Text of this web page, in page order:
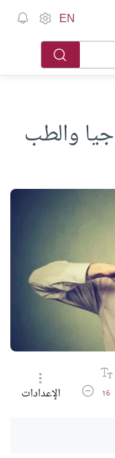
EN
والطب
حجم الخط
16 تقليل حجم الخط
الإعدادات